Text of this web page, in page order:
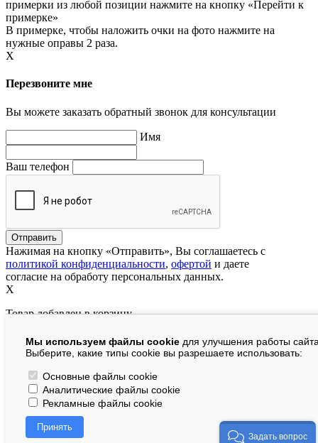
Мы используем файлы cookie для улучшения работы
Выберите, какие типы cookie вы разрешаете использовать:
Основные файлы cookie
Аналитические файлы cookie
Рекламные файлы cookie
Принять
примерки из любой позиции нажмите на кнопку «Перейти к
примерке»
В примерке, чтобы наложить очки на фото нажмите на
нужные оправы 2 раза.
X
Перезвоните мне
Вы можете заказать обратный звонок для консультации
Имя
Ваш телефон
Нажимая на кнопку «Отправить», Вы соглашаетесь с
политикой конфиденциальности, офертой и даете
согласие на обработу персональных данных.
X
Товар добавлен в корзину
В корзине:шт.
На сумму:руб.
Перейти в корзину
Продолжить покупки
Задать вопрос